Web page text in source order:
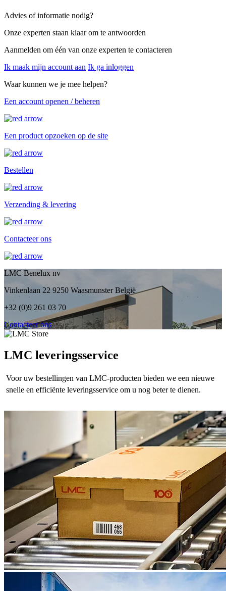
Advies of informatie nodig?
Onze experten staan klaar om te antwoorden
Aanmelden om één van onze experten te contacteren
Ik maak mijn account aan Ik ga inloggen
Waar kunnen we je mee helpen?
Een account openen / beheren
Een product opzoeken op de site
Bestellen
Verzending & levering
Contacteer ons
LMC Benelux nv
Vinkenlaan 22 9250 Waasmunster België
+32 (0)9 261 03 70
Contacteer ons
LMC leveringsservice
Voor uw bestellingen van LMC-producten bieden we een nieuwe
snelle en efficiënte leveringsservice om u nog beter te dienen.